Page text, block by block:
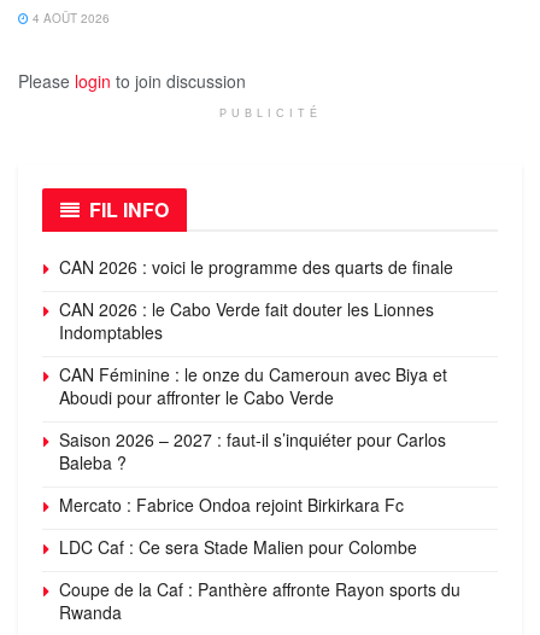
4 AOÛT 2026
Please login to join discussion
PUBLICITÉ
FIL INFO
CAN 2026 : voici le programme des quarts de finale
CAN 2026 : le Cabo Verde fait douter les Lionnes
Indomptables
CAN Féminine : le onze du Cameroun avec Biya et
Aboudi pour affronter le Cabo Verde
Saison 2026 – 2027 : faut-il s’inquiéter pour Carlos
Baleba ?
Mercato : Fabrice Ondoa rejoint Birkirkara Fc
LDC Caf : Ce sera Stade Malien pour Colombe
Coupe de la Caf : Panthère affronte Rayon sports du
Rwanda